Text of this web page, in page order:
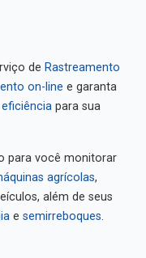
de Rastreamento
on-line e garanta
para sua
para você monitorar
agrícolas,
além de seus
e semirreboques.